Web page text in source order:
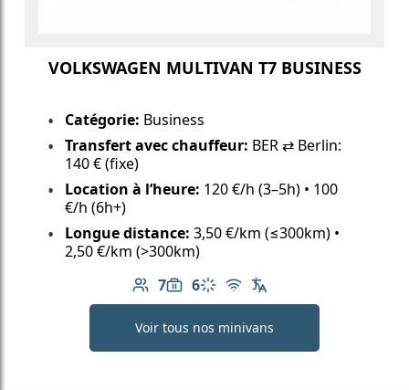
VOLKSWAGEN MULTIVAN T7 BUSINESS
Catégorie: Business
Transfert avec chauffeur: BER ⇄ Berlin:
140 € (fixe)
Location à l’heure: 120 €/h (3–5h) • 100
€/h (6h+)
Longue distance: 3,50 €/km (≤300km) •
2,50 €/km (>300km)
7
Nombre de passagers: 7
6
Capacité des bagages: 6
Climatisation
Wi-Fi gratuit
Langues du
Voir tous nos minivans